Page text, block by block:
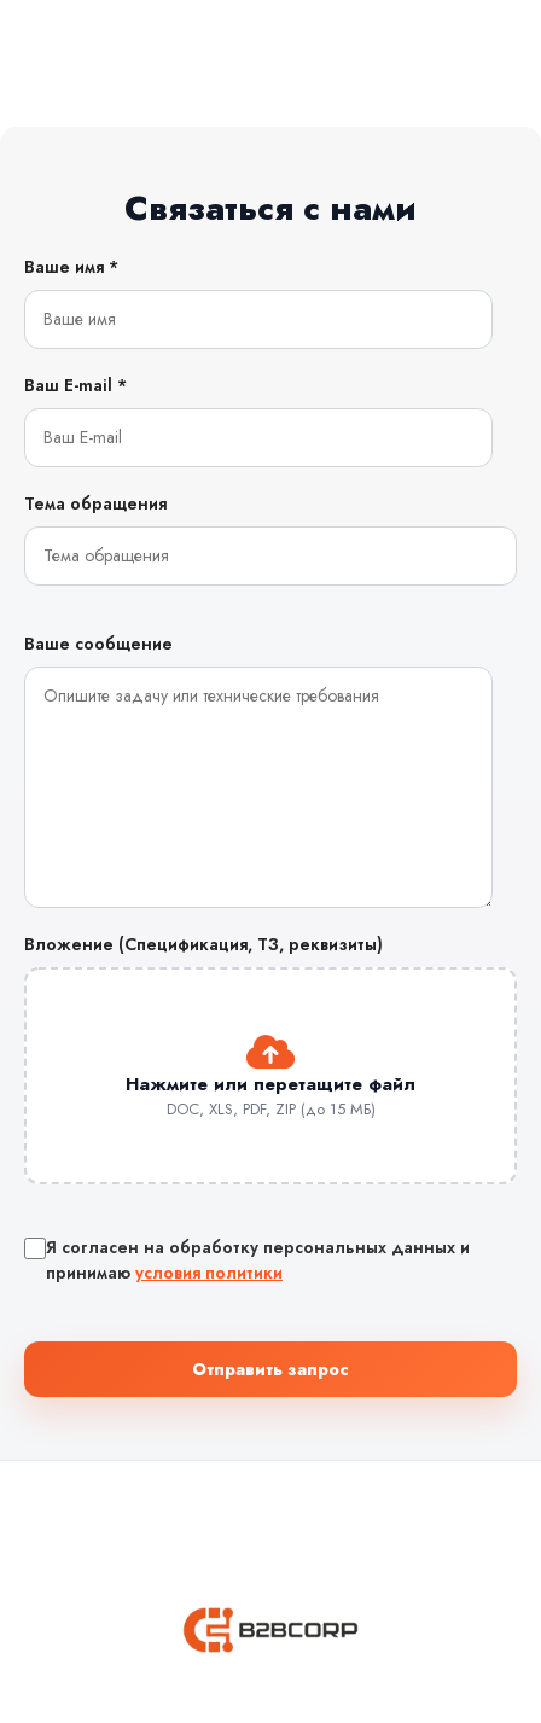
Связаться с нами
Ваше имя *
Ваш E-mail *
Тема обращения
Ваше сообщение
Вложение (Спецификация, ТЗ, реквизиты)
Нажмите или перетащите файл
DOC, XLS, PDF, ZIP (до 15 МБ)
Я согласен на обработку персональных данных и
принимаю условия политики
Отправить запрос